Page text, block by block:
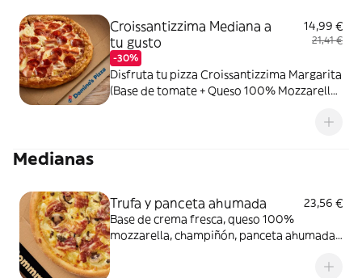
Croissantizzima Mediana a
tu gusto
-30%
14,99 €
21,41 €
Disfruta tu pizza Croissantizzima Margarita
(Base de tomate + Queso 100% Mozzarella)
Medianas
Trufa y panceta ahumada
23,56 €
Base de crema fresca, queso 100%
mozzarella, champiñón, panceta ahumada